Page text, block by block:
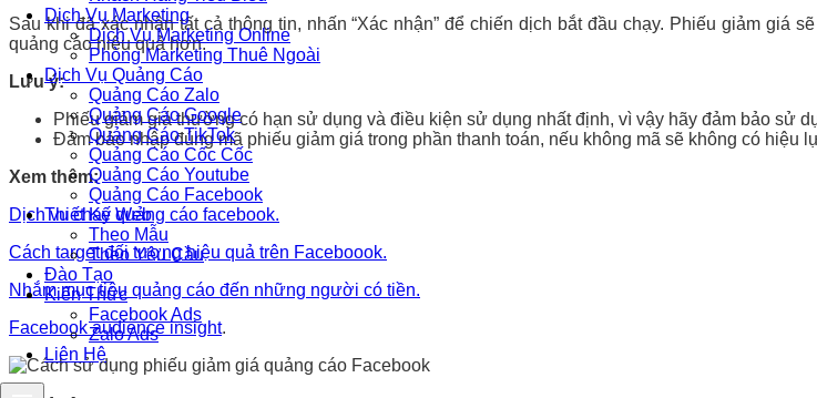
Dịch Vụ Marketing
Dịch Vụ Marketing Online
Phòng Marketing Thuê Ngoài
Dịch Vụ Quảng Cáo
Quảng Cáo Zalo
Quảng Cáo Google
Quảng Cáo TikTok
Quảng Cáo Cốc Cốc
Quảng Cáo Youtube
Quảng Cáo Facebook
Thiết Kế Web
Theo Mẫu
Theo Yêu Cầu
Đào Tạo
Kiến Thức
Facebook Ads
Zalo Ads
Liên Hệ
Sau khi đã xác nhận tất cả thông tin, nhấn “Xác nhận” để chiến dịch bắt đầu chạy. Phiếu giảm
quảng cáo hiệu quả hơn.
Lưu ý:
Phiếu giảm giá thường có hạn sử dụng và điều kiện sử dụng nhất định, vì vậy hãy đảm bảo sử
Đảm bảo nhập đúng mã phiếu giảm giá trong phần thanh toán, nếu không mã sẽ không có hiệu
Xem thêm:
Dịch vụ chạy quảng cáo facebook.
Cách target đối tượng hiệu quả trên Faceboook.
Nhắm mục tiêu quảng cáo đến những người có tiền.
Facebook audience insight.